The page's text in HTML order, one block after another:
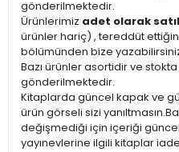
gönderilmektedir.
Ürünlerimiz adet olarak
ürünler hariç) , tereddüt
bölümünden bize
Bazı ürünler asortidir ve
gönderilmektedir.
Kitaplarda güncel kapak ve
ürün görseli sizi
değişmediği için içeriği
yayınevlerine ilgili kitaplar